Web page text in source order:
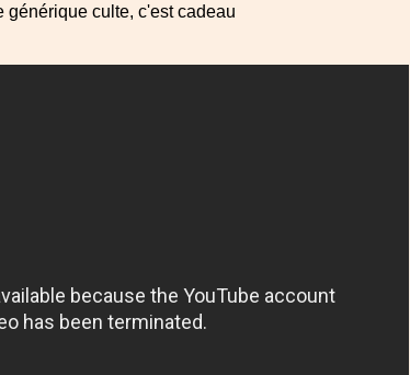
générique culte, c'est cadeau